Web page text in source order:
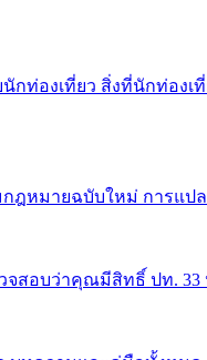
กท่องเที่ยว สิ่งที่นักท่องเ
ฎหมายฉบับใหม่ การแป
จสอบว่าคุณมีสิทธิ์ ปท. 33